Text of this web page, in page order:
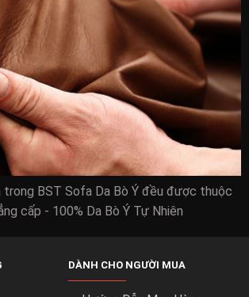
trong BST Sofa Da Bò Ý đều được thuộc
cấp - 100% Da Bò Ý Tự Nhiên
DÀNH CHO NGƯỜI MUA